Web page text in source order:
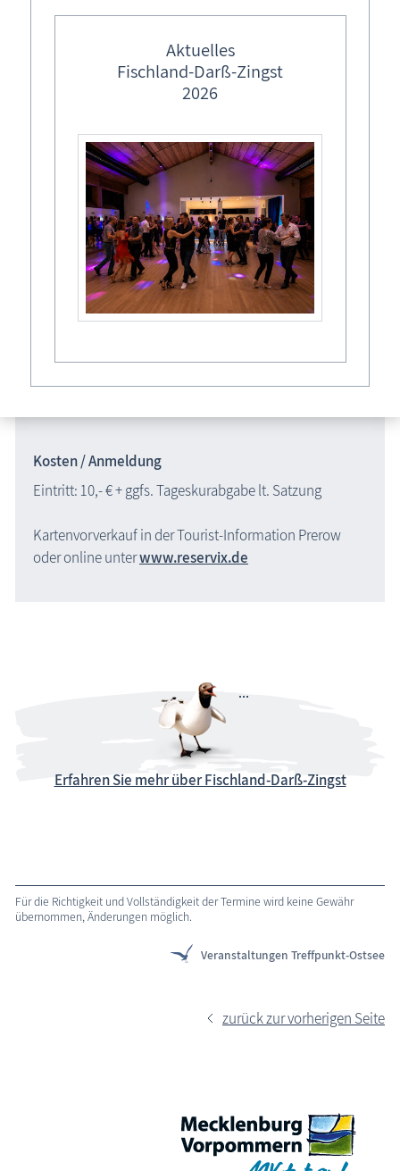
Lebendiger Adventskalender
Veranstaltungsort
Kulturkaten Kiek In
Waldstraße 42
27.05.2026 , 17:00Uhr- 18:00Uhr
10.06.2026, 17:00Uhr - 18:00Uhr
08.07.2026, 17:00Uhr - 18:00Uhr
Kosten / Anmeldung
Eintritt: 10,- € + ggfs. Tageskurabgabe lt. Satzung
Kartenvorverkauf in der Tourist-Information Prerow
oder online unterwww.reservix.de
Erfahren Sie mehr über Fischland-Darß-Zingst
Für die Richtigkeit und Vollständigkeit der Termine wird keine Gewähr
übernommen, Änderungen möglich.
Veranstaltungen Treffpunkt-Ostsee
zurück zur vorherigen Seite
Aktuelles
Fischland-Darß-Zingst
2026